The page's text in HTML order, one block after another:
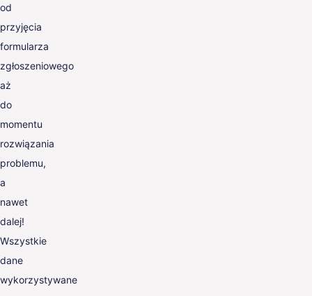
od
przyjęcia
formularza
zgłoszeniowego
aż
do
momentu
rozwiązania
problemu,
a
nawet
dalej!
Wszystkie
dane
wykorzystywane